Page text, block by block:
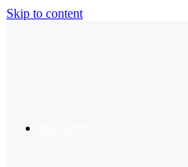
Skip to content